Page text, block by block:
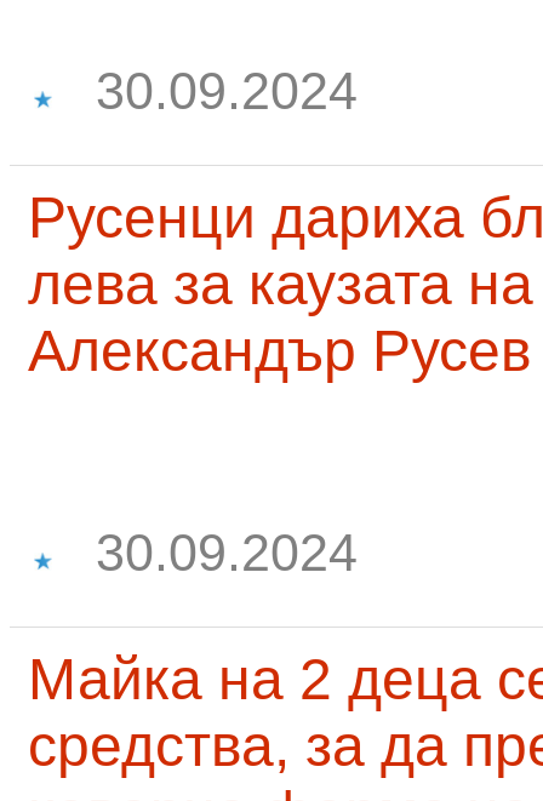
30.09.2024
Русенци дариха
лева за каузата
Александър Русев
30.09.2024
Майка на 2 деца
средства, за да